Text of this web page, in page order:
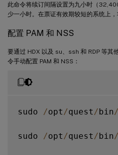
此命令将续订间隔设置为九小时（
少一小时。在票证有效期较短的系统上，
配置 PAM 和 NSS
要通过 HDX 以及 su、ssh 和 RDP 等其
令手动配置 PAM 和 NSS：
sudo /opt /quest /bin/
sudo /opt /quest /bin/